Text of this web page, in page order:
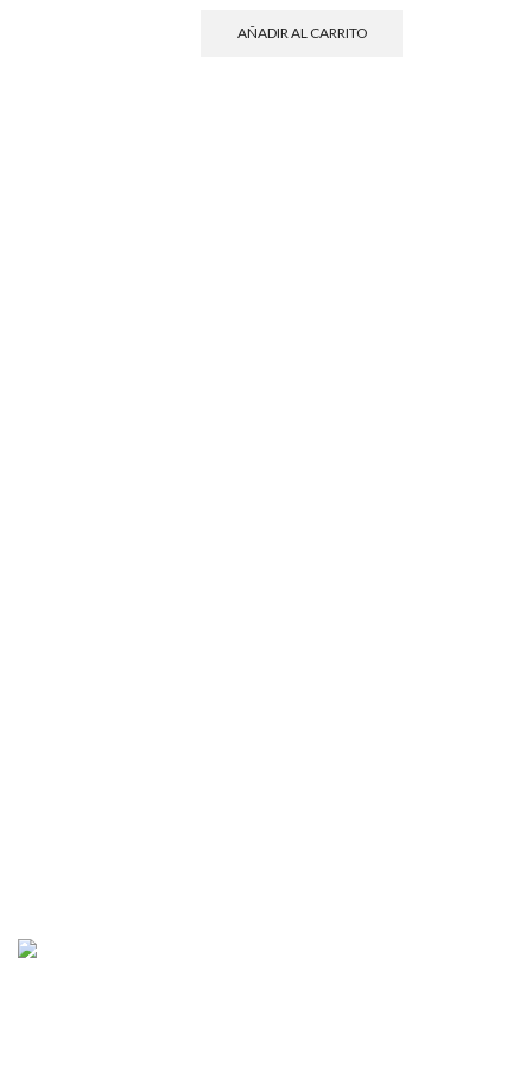
AÑADIR AL CARRITO